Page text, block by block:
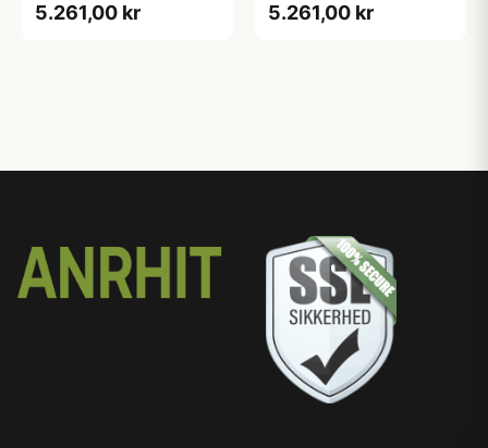
5.261,00 kr 5.261,00 kr